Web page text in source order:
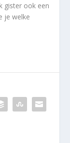
gister ook een
je welke